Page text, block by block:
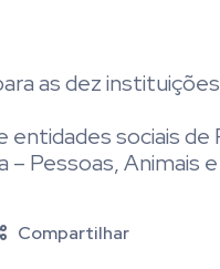
as dez instituições
sociais de
– Pessoas, Animais
Compartilhar